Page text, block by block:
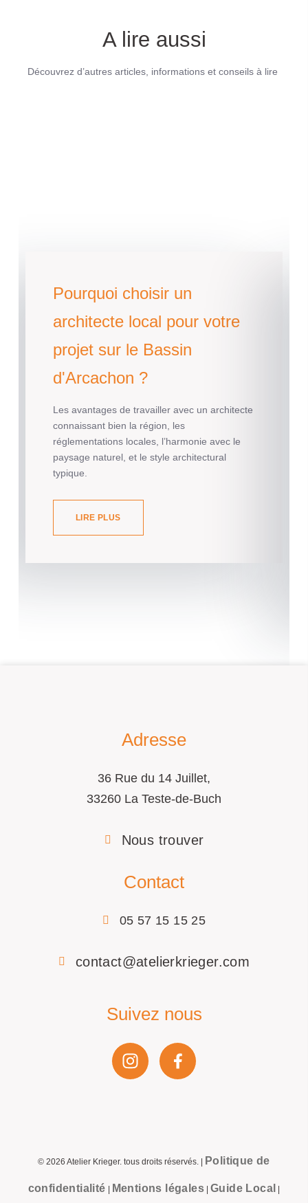
A lire aussi
Découvrez d’autres articles, informations et conseils à lire
Pourquoi choisir un
architecte local pour votre
projet sur le Bassin
d'Arcachon ?
Les avantages de travailler avec un architecte
connaissant bien la région, les
réglementations locales, l’harmonie avec le
paysage naturel, et le style architectural
typique.
LIRE PLUS
Adresse
36 Rue du 14 Juillet,
33260 La Teste-de-Buch
Nous trouver
Contact
05 57 15 15 25
contact@atelierkrieger.com
Suivez nous
©2026 Atelier Krieger. tous droits réservés. | Politique de
confidentialité | Mentions légales | Guide Local |